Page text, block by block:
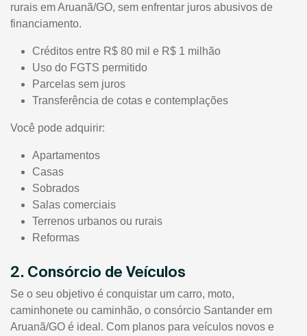
rurais em Aruanã/GO, sem enfrentar juros abusivos de
financiamento.
Créditos entre R$ 80 mil e R$ 1 milhão
Uso do FGTS permitido
Parcelas sem juros
Transferência de cotas e contemplações
Você pode adquirir:
Apartamentos
Casas
Sobrados
Salas comerciais
Terrenos urbanos ou rurais
Reformas
2. Consórcio de Veículos
Se o seu objetivo é conquistar um carro, moto,
caminhonete ou caminhão, o consórcio Santander em
Aruanã/GO é ideal. Com planos para veículos novos e